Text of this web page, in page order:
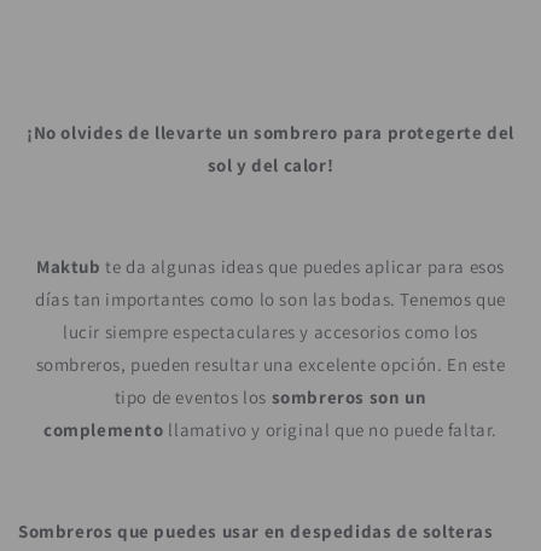
¡No olvides de llevarte un sombrero para protegerte del
sol y del calor!
Maktub te da algunas ideas que puedes aplicar para esos
días tan importantes como lo son las bodas. Tenemos que
lucir siempre espectaculares y accesorios como los
sombreros, pueden resultar una excelente opción. En este
tipo de eventos los sombreros son un
complemento llamativo y original que no puede faltar.
Sombreros que puedes usar en despedidas de solteras